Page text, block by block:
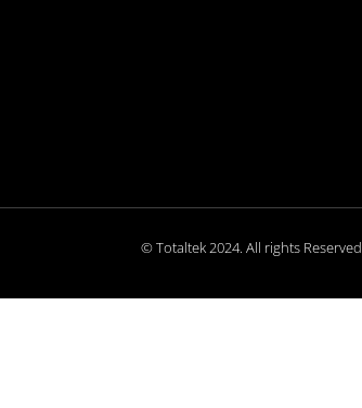
© Totaltek 2024. All rights Reserved